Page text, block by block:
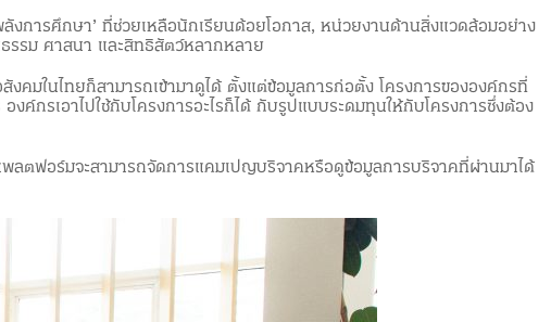
งการศึกษา’ ที่ช่วยเหลือนักเรียนด้อยโอกาส, หน่วยงานด้านสิ่งแวดล้อมอย่าง
รรม ศาสนา และสิทธิสัตว์หลากหลาย
ในไทยก็สามารถเข้ามาดูได้ ตั้งแต่ข้อมูลการก่อตั้ง โครงการขององค์กรที่
กรเอาไปใช้กับโครงการอะไรก็ได้ กับรูปแบบระดมทุนให้กับโครงการซึ่งต้อง
ฟอร์มจะสามารถจัดการแคมเปญบริจาคหรือดูข้อมูลการบริจาคที่ผ่านมาได้